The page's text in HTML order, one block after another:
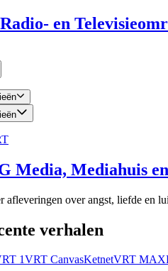
en
Media, Mediahuis
afleveringen over angst, liefde en
verhalen
1VRT CanvasKetnetVRT MAX